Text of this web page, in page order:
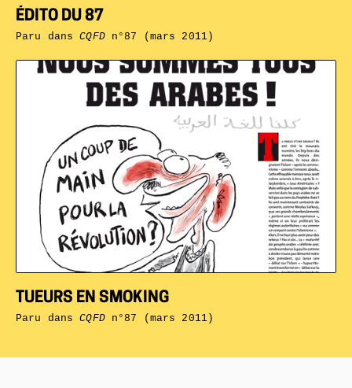
TUEURS EN SMOKING
Paru dansCQFDn°87 (mars 2011)
ÉDITO DU 87
Paru dansCQFDn°87 (mars 2011)